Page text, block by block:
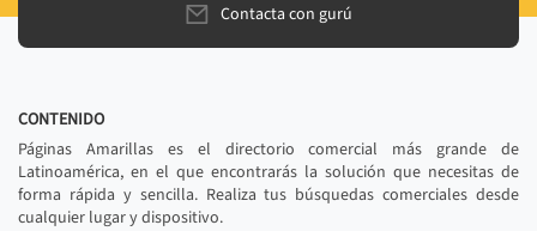
Contacta con gurú
CONTENIDO
Páginas Amarillas es el directorio comercial más grande de
Latinoamérica, en el que encontrarás la solución que necesitas de
forma rápida y sencilla. Realiza tus búsquedas comerciales desde
cualquier lugar y dispositivo.